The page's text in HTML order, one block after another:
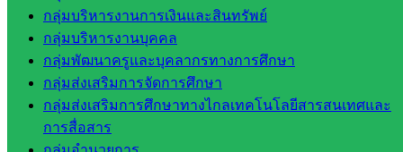
กลุ่มบริหารงานการเงินและสินทรัพย์
กลุ่มบริหารงานบุคคล
กลุ่มพัฒนาครูและบุคลากรทางการศึกษา
กลุ่มส่งเสริมการจัดการศึกษา
กลุ่มส่งเสริมการศึกษาทางไกลเทคโนโลยีสารสนเทศและ
การสื่อสาร
ในสังกัด
สพป.สระแก้ว
เขต 2
วิทยาลัย
เทคนิค
สระแก้ว